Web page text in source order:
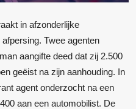
in afzonderlijke
Twee agenten
aangifte deed dat zij 2.500
geëist na zijn aanhouding. In
agent onderzocht na een
aan een automobilist. De